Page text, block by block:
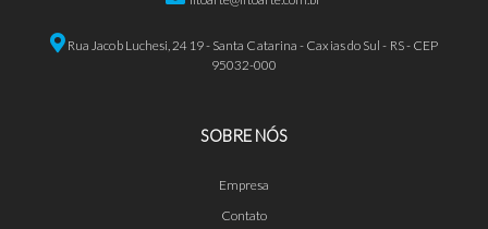
Rua Jacob Luchesi, 2419 - Santa Catarina - Caxias do Sul - RS - CEP
95032-000
SOBRE NÓS
Empresa
Contato